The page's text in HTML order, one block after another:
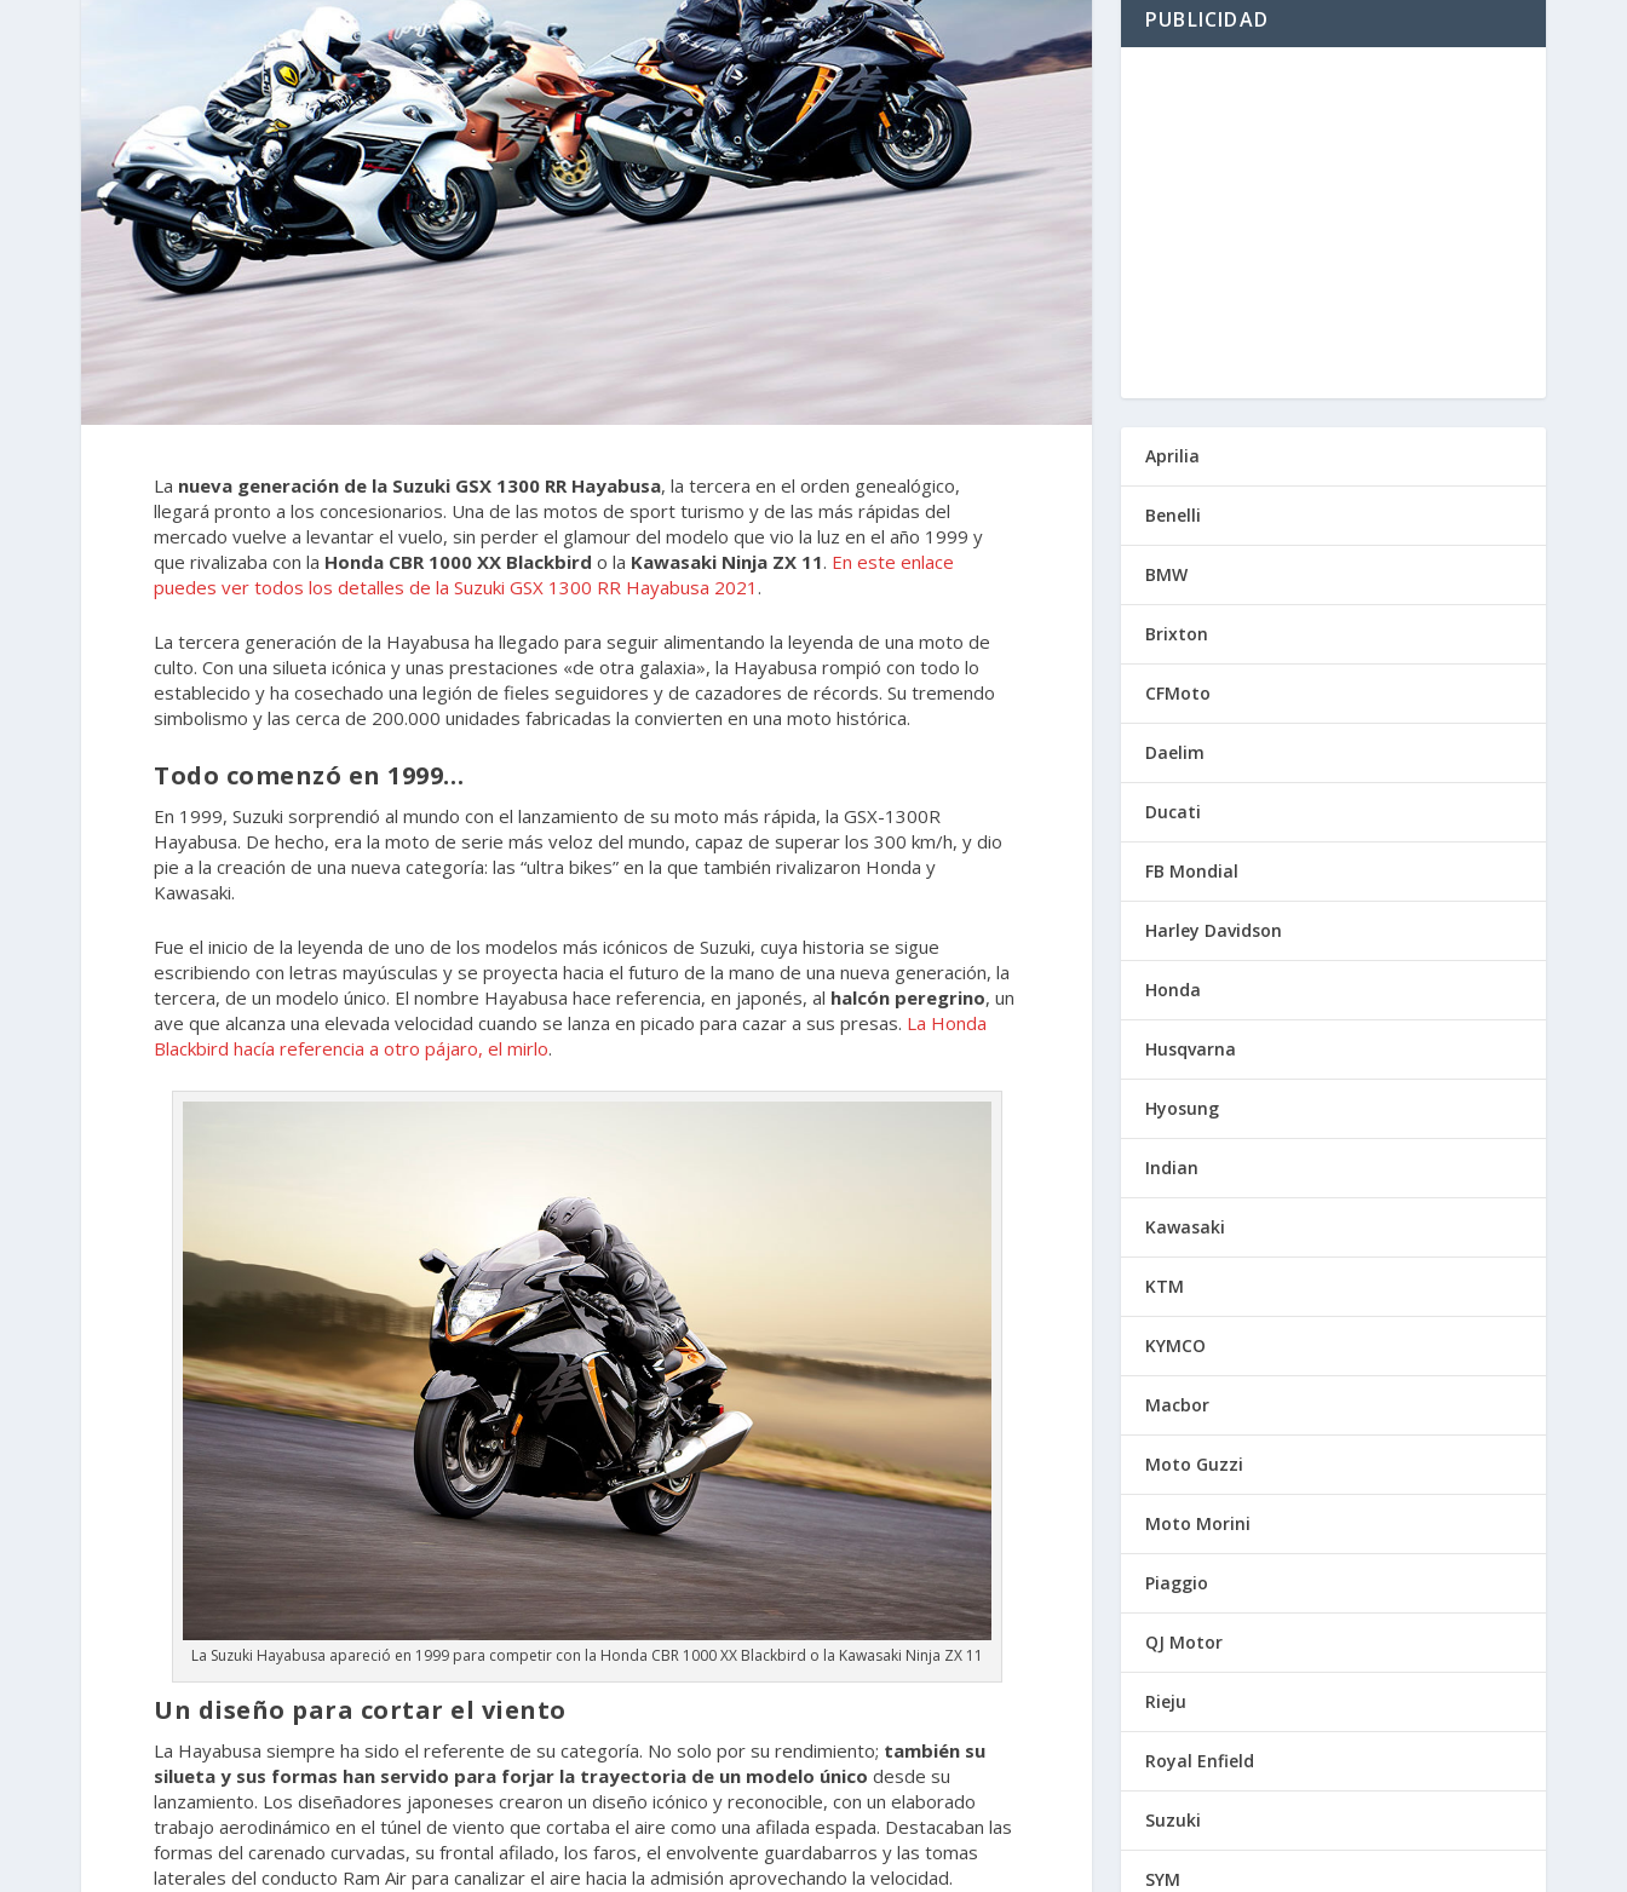
La nueva generación de la Suzuki GSX 1300 RR Hayabusa, la tercera en el orden genealógico,
llegará pronto a los concesionarios. Una de las motos de sport turismo y de las más rápidas del
mercado vuelve a levantar el vuelo, sin perder el glamour del modelo que vio la luz en el año 1999 y
que rivalizaba con la Honda CBR 1000 XX Blackbird o la Kawasaki Ninja ZX 11. En este enlace
puedes ver todos los detalles de la Suzuki GSX 1300 RR Hayabusa 2021.
La tercera generación de la Hayabusa ha llegado para seguir alimentando la leyenda de una moto de
culto. Con una silueta icónica y unas prestaciones «de otra galaxia», la Hayabusa rompió con todo lo
establecido y ha cosechado una legión de fieles seguidores y de cazadores de récords. Su tremendo
simbolismo y las cerca de 200.000 unidades fabricadas la convierten en una moto histórica.
Todo comenzó en 1999…
En 1999, Suzuki sorprendió al mundo con el lanzamiento de su moto más rápida, la GSX-1300R
Hayabusa. De hecho, era la moto de serie más veloz del mundo, capaz de superar los 300 km/h, y dio
pie a la creación de una nueva categoría: las “ultra bikes” en la que también rivalizaron Honda y
Kawasaki.
Fue el inicio de la leyenda de uno de los modelos más icónicos de Suzuki, cuya historia se sigue
escribiendo con letras mayúsculas y se proyecta hacia el futuro de la mano de una nueva generación, la
tercera, de un modelo único. El nombre Hayabusa hace referencia, en japonés, al halcón peregrino, un
ave que alcanza una elevada velocidad cuando se lanza en picado para cazar a sus presas. La Honda
Blackbird hacía referencia a otro pájaro, el mirlo.
La Suzuki Hayabusa apareció en 1999 para competir con la Honda CBR 1000 XX Blackbird o la Kawasaki Ninja ZX 11
Un diseño para cortar el viento
La Hayabusa siempre ha sido el referente de su categoría. No solo por su rendimiento; también su
silueta y sus formas han servido para forjar la trayectoria de un modelo único desde su
lanzamiento. Los diseñadores japoneses crearon un diseño icónico y reconocible, con un elaborado
trabajo aerodinámico en el túnel de viento que cortaba el aire como una afilada espada. Destacaban las
formas del carenado curvadas, su frontal afilado, los faros, el envolvente guardabarros y las tomas
laterales del conducto Ram Air para canalizar el aire hacia la admisión aprovechando la velocidad.
PUBLICIDAD
Aprilia
Benelli
BMW
Brixton
CFMoto
Daelim
Ducati
FB Mondial
Harley Davidson
Honda
Husqvarna
Hyosung
Indian
Kawasaki
KTM
KYMCO
Macbor
Moto Guzzi
Moto Morini
Piaggio
QJ Motor
Rieju
Royal Enfield
Suzuki
SYM